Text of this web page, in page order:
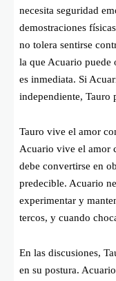
necesita seguridad
demostraciones
no tolera sentirse
la que Acuario puede
es inmediata. Si
independiente, Tauro
Tauro vive el amor
Acuario vive el amor
debe convertirse en
predecible. Acuario
experimentar y
tercos, y cuando
En las discusiones,
en su postura.